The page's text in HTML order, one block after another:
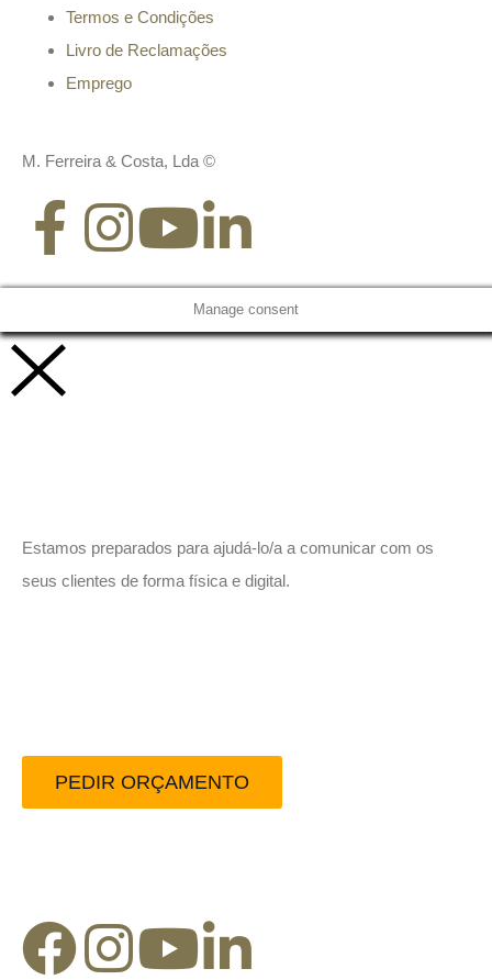
Termos e Condições
Livro de Reclamações
Emprego
M. Ferreira & Costa, Lda ©
Manage consent
Estamos preparados para ajudá-lo/a a comunicar com os
seus clientes de forma física e digital.
PEDIR ORÇAMENTO